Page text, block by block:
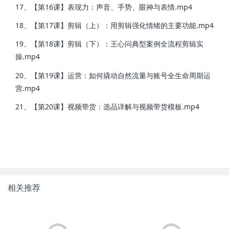
17、【第16课】表现力：声音、手势、眼神与表情.mp4
18、【第17课】剪辑（上）：用剪辑强化情绪的主要功能.mp4
19、【第18课】剪辑（下）：王心问典型案例全流程剪辑实
操.mp4
20、【第19课】运营：如何撬动自然流量与账号全生命周期运
营.mp4
21、【第20课】视频带货：选品详解与视频带货模板.mp4
相关推荐